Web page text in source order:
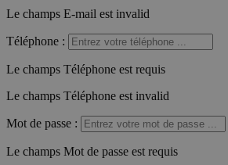
Le champs E-mail est invalid
Téléphone :
Le champs Téléphone est requis
Le champs Téléphone est invalid
Mot de passe :
Le champs Mot de passe est requis